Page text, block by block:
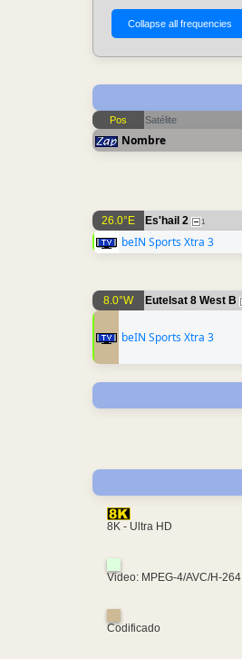
Pos Satélite
Nombre
26.0°E Es'hail 2 1
beIN Sports Xtra 3
8.0°W Eutelsat 8 West B
beIN Sports Xtra 3
8K - Ultra HD
Video: MPEG-4/AVC/H-264
Codificado